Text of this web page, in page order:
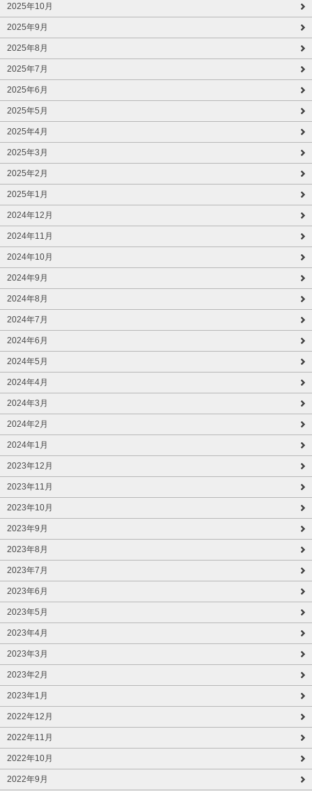
2025年10月
2025年9月
2025年8月
2025年7月
2025年6月
2025年5月
2025年4月
2025年3月
2025年2月
2025年1月
2024年12月
2024年11月
2024年10月
2024年9月
2024年8月
2024年7月
2024年6月
2024年5月
2024年4月
2024年3月
2024年2月
2024年1月
2023年12月
2023年11月
2023年10月
2023年9月
2023年8月
2023年7月
2023年6月
2023年5月
2023年4月
2023年3月
2023年2月
2023年1月
2022年12月
2022年11月
2022年10月
2022年9月